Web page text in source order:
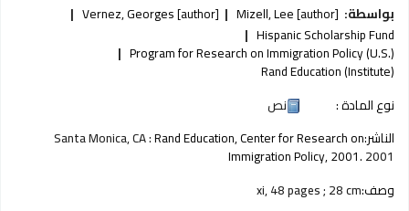
بواسطة: Mizell, Lee[author]
Vernez, Georges[author]
Hispanic Scholarship Fund
Program for Research on Immigration Policy (U.S.)
Rand Education (Institute)
نوع المادة :
نص
الناشر:
Santa Monica, CA :Rand Education, Center for Research on
Immigration Policy, 2001.2001
وصف:xi, 48 pages ; 28 cm